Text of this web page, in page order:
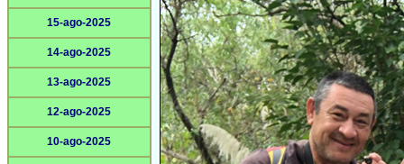
15-ago-2025
14-ago-2025
13-ago-2025
12-ago-2025
10-ago-2025